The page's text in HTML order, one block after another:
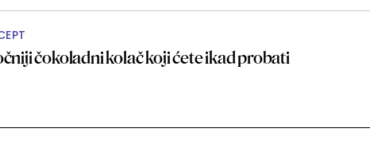
čokoladni kolač koji ćete ikad probati